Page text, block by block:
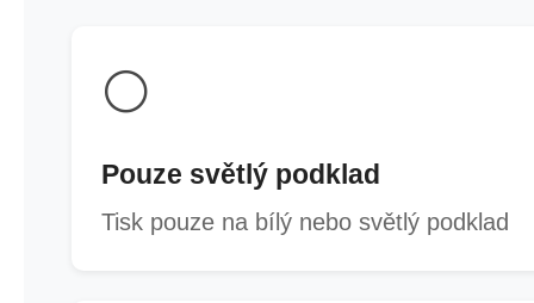
⚪
Pouze světlý podklad
Tisk pouze na bílý nebo světlý podklad